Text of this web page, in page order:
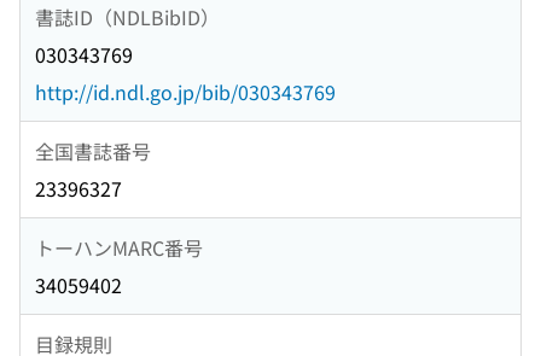
書誌ID（NDLBibID）
030343769
http://id.ndl.go.jp/bib/030343769
全国書誌番号
23396327
トーハンMARC番号
34059402
目録規則